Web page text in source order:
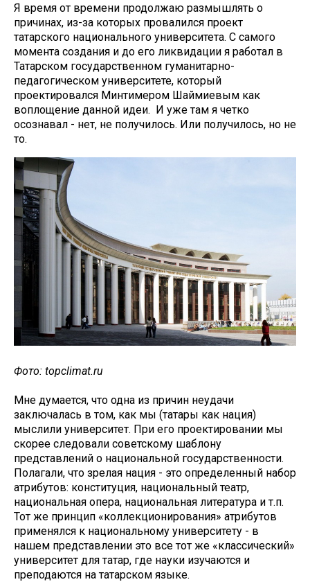
Я время от времени продолжаю размышлять о
причинах, из-за которых провалился проект
татарского национального университета. С самого
момента создания и до его ликвидации я работал в
Татарском государственном гуманитарно-
педагогическом университете, который
проектировался Минтимером Шаймиевым как
воплощение данной идеи. И уже там я четко
осознавал - нет, не получилось. Или получилось, но не
то.
Фото: topclimat.ru
Мне думается, что одна из причин неудачи
заключалась в том, как мы (татары как нация)
мыслили университет. При его проектировании мы
скорее следовали советскому шаблону
представлений о национальной государственности.
Полагали, что зрелая нация - это определенный набор
атрибутов: конституция, национальный театр,
национальная опера, национальная литература и т.п.
Тот же принцип «коллекционирования» атрибутов
применялся к национальному университету - в
нашем представлении это все тот же «классический»
университет для татар, где науки изучаются и
преподаются на татарском языке.